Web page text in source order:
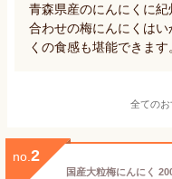
青森県産のにんにくに
合わせの梅にんにくは
くの食感も堪能できます
全てのお
no. 2